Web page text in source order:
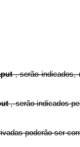
, serão indicados,
, serão indicados
poderão ser